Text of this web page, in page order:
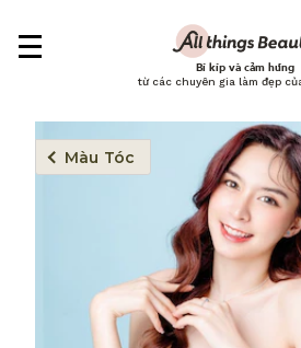
Bí kíp và cảm hứng
từ các chuyên gia làm đẹp
Màu Tóc